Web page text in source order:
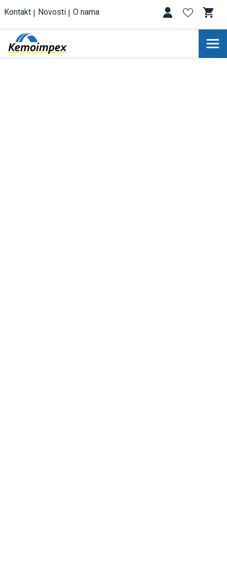
Kontakt Novosti O nama